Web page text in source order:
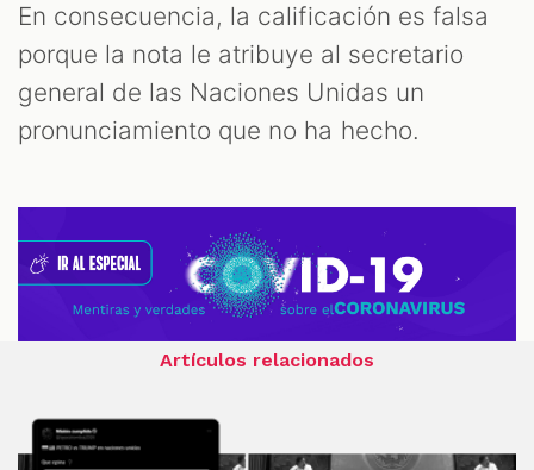
En consecuencia, la calificación es falsa
porque la nota le atribuye al secretario
general de las Naciones Unidas un
pronunciamiento que no ha hecho.
Artículos relacionados